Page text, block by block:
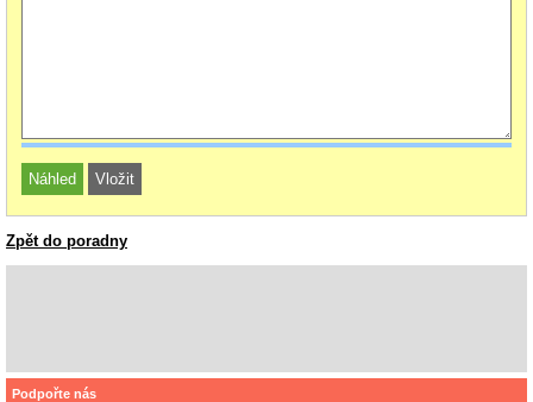
Zpět do poradny
Podpořte nás